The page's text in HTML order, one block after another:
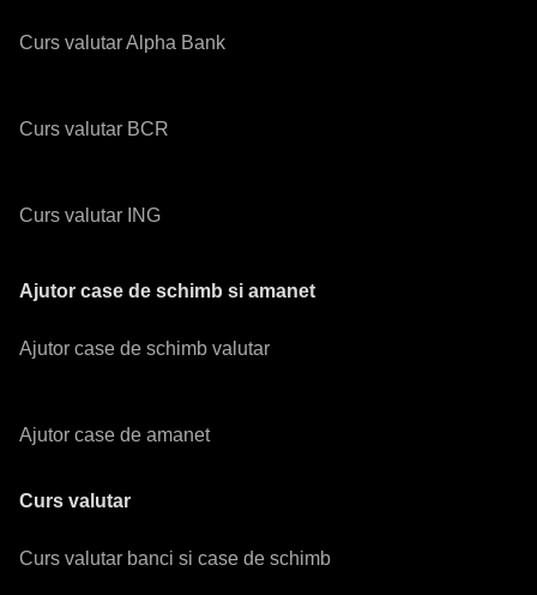
Curs valutar Alpha Bank
Curs valutar BCR
Curs valutar ING
Ajutor case de schimb si amanet
Ajutor case de schimb valutar
Ajutor case de amanet
Curs valutar
Curs valutar banci si case de schimb